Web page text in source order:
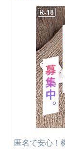
匿名で安心！